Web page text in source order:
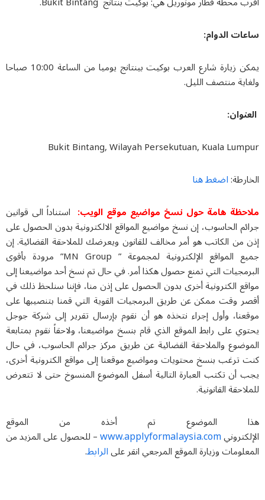
الدوام:
يمكن زيارة شارع العرب بوكيت بينتانج يوميا من الساعة 10:00 صباحا
منتصف الليل.
:
Bukit Bintang, Wilayah Persekutuan, Kuala
اضغط هنا
هامة حول نسخ مواضيع موقع الويب: استناداً الى قوانين
الحاسوب، إن نسخ مواضيع المواقع الالكترونية بدون الحصول على
من الكاتب هو أمر مخالف للقانون ويعرضك للملاحقة القضائية. إن
جميع المواقع الإلكترونية لمجموعة ” MN Group” مرودة بأقوى
التي تمنع حصول هكذا أمر. في حال تم نسخ أحد مواضيعنا إلى
الكترونية أخرى بدون الحصول على إذن منا، فإننا سنلحظ ذلك في
وقت ممكن عن طريق البرمجيات القوية التي قمنا بتنصيبها على
وأول إجراء نتخذه هو أن نقوم بإرسال تقرير إلى شركة جوجل
على رابط الموقع الذي قام بنسخ مواضيعنا، ولاحقاً نقوم بمتابعة
والملاحقة القضائية عن طريق مركز جرائم الحاسوب، في حال
ترغب بنسخ محتويات ومواضيع موقعنا إلى مواقع الكترونية أخرى،
أن تكتب العبارة التالية أسفل الموضوع المنسوخ حتى لا تتعرض
القانونية.
الموضوع تم أخذه من الموقع
www.applyformalaysia.com– للحصول على المزيد من
وزيارة الموقع المرجعي انقر علىالرابط.